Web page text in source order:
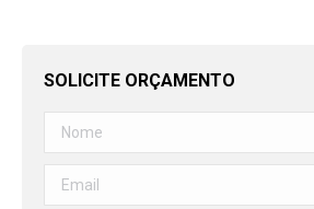
SOLICITE ORÇAMENTO